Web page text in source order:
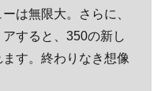
は無限大。さらに、
すると、350の新し
す。終わりなき想像